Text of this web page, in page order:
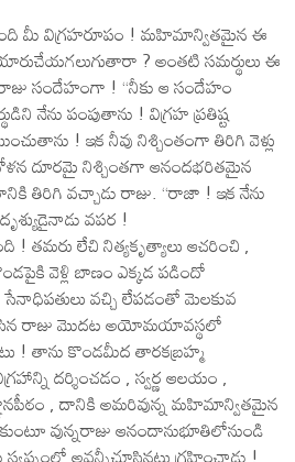
మీ విగ్రహరూపం ! మహిమాన్వితమైన ఈ
? అంతటి సమర్థులు ఈ
సందేహంగా ! ‘‘నీకు ఆ సందేహం
నేను పంపుతాను ! విగ్రహ ప్రతిష్ట
! ఇక నీవు నిశ్చింతంగా తిరిగి వెళ్లు
దూరమై నిశ్చింతగా ఆనందభరితమైన
తిరిగి వచ్చాడు రాజు. ‘‘రాజా ! ఇక నేను
వపర !
తమరు లేచి నిత్యకృత్యాలు ఆచరించి ,
వెళ్లి బాణం ఎక్కడ పడిందో
సేనాధిపతులు వచ్చి లేపడంతో మెలకువ
చూసిన రాజు మొదట అయోమయావస్థలో
! తాను కొండమీద తారకబ్రహ్మ
దర్శించడం , స్వర్ణ ఆలయం ,
, దానికి అమరివున్న మహిమాన్వితమైన
వున్నరాజు ఆనందానుభూతిలోనుండి